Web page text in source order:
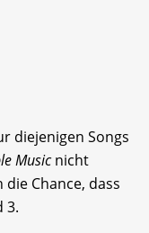
diejenigen Songs
Musicnicht
Chance, dass
3.